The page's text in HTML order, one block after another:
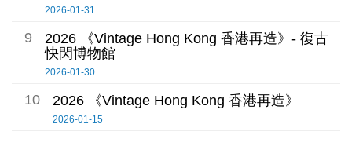
2026-01-31
9
2026 《Vintage Hong Kong 香港再造》- 復古
快閃博物館
2026-01-30
10 2026 《Vintage Hong Kong 香港再造》
2026-01-15